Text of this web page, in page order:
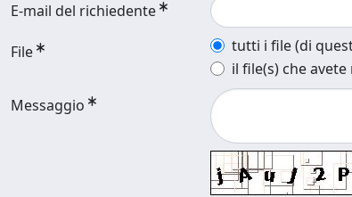
E-mail del richiedente
File
tutti i file (di
il file(s) che
Messaggio